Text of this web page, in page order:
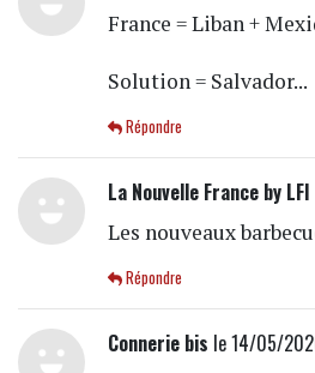
France = Liban +
Solution = Salvador...
Répondre
La Nouvelle France by LFI
Les nouveaux
Répondre
Connerie bis le 14/05/